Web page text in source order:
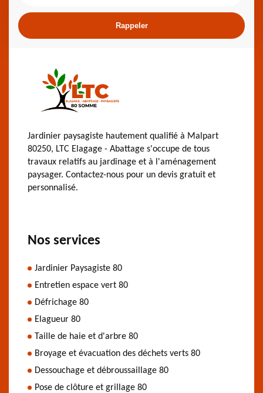
Jardinier paysagiste hautement qualifié à Malpart
80250, LTC Elagage - Abattage s'occupe de tous
travaux relatifs au jardinage et à l'aménagement
paysager. Contactez-nous pour un devis gratuit et
personnalisé.
Nos services
Jardinier Paysagiste 80
Entretien espace vert 80
Défrichage 80
Elagueur 80
Taille de haie et d'arbre 80
Broyage et évacuation des déchets verts 80
Dessouchage et débroussaillage 80
Pose de clôture et grillage 80